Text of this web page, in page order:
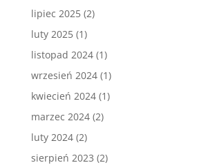
lipiec 2025(2)
luty 2025(1)
listopad 2024(1)
wrzesień 2024(1)
kwiecień 2024(1)
marzec 2024(2)
luty 2024(2)
sierpień 2023 (2)